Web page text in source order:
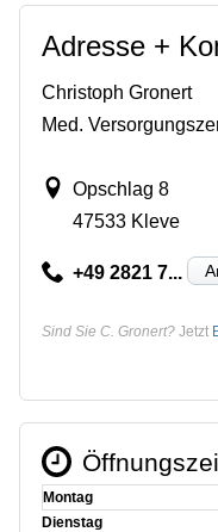
Adresse +
Christoph Gronert
Med.
Opschlag 8
47533 Kleve
+49 2821 7...
Sind Sie C. Gronert? Jetzt
Montag
Dienstag